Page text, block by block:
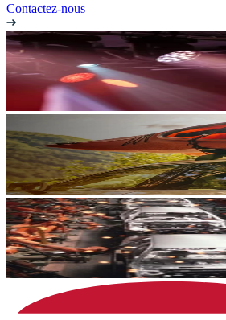
Contactez-nous